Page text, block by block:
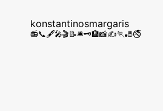
konstantinosmargaris
📻📞🖋️🎤🎬📝🛎️🗝️🏨📸✍️🏃🎳🚭